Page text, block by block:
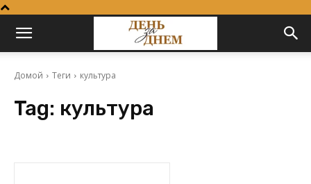
Домой Теги культура
Tag: культура